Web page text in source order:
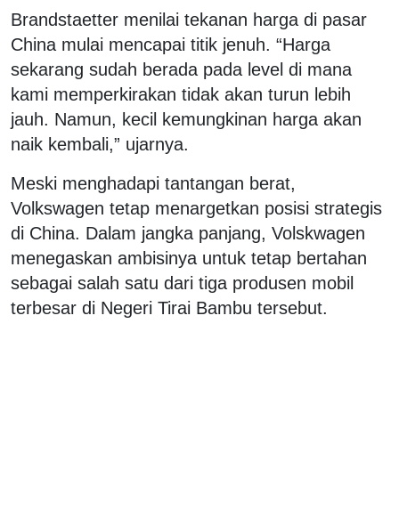
Brandstaetter menilai tekanan harga di pasar
China mulai mencapai titik jenuh. “Harga
sekarang sudah berada pada level di mana
kami memperkirakan tidak akan turun lebih
jauh. Namun, kecil kemungkinan harga akan
naik kembali,” ujarnya.
Meski menghadapi tantangan berat,
Volkswagen tetap menargetkan posisi strategis
di China. Dalam jangka panjang, Volskwagen
menegaskan ambisinya untuk tetap bertahan
sebagai salah satu dari tiga produsen mobil
terbesar di Negeri Tirai Bambu tersebut.